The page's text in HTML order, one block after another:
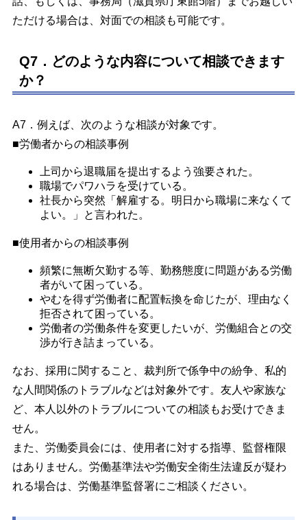
ただける場合は、対面での相談も可能です。
Q7．どのような内容について相談できます
か？
A7．例えば、次のような相談が対象です。
■労働者からの相談事例
上司から退職届を提出するよう強要された。
職場でパワハラを受けている。
社長から突然「解雇する。明日から職場に来なくて
よい。」と言われた。
■使用者からの相談事例
頻繁に無断欠勤する等、勤務態度に問題がある労働
者がいて困っている。
やむを得ず労働者に配置転換を命じたが、理由なく
拒否されて困っている。
労働者の労働条件を変更したいが、労働組合との交
渉が行き詰まっている。
なお、採用に関すること、裁判所で係争中の紛争、私的
な人間関係のトラブルなどは対象外です。友人や家族な
ど、本人以外のトラブルについての相談もお受けできま
せん。
また、労働委員会には、使用者に対する指導、監督権限
はありません。労働基準法や労働安全衛生法違反が疑わ
れる場合は、労働基準監督署にご相談ください。